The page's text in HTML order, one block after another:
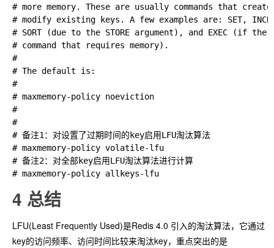
# more memory. These are usually commands that
# modify existing keys. A few examples are: SET, INCR,
# SORT (due to the STORE argument), and EXEC (if
# command that requires memory).
#
# The default is:
#
# maxmemory-policy noeviction
#
#
# 备注1：对设置了过期时间的key启用LFU淘汰算法
# maxmemory-policy volatile-lfu
# 备注2：对全部key启用LFU淘汰算法进行计算
4 总结
LFU(Least Frequently Used)是Redis 4.0 引入的淘汰算法，它通过
key的访问频率、访问时间比较来淘汰key，重点突出的是